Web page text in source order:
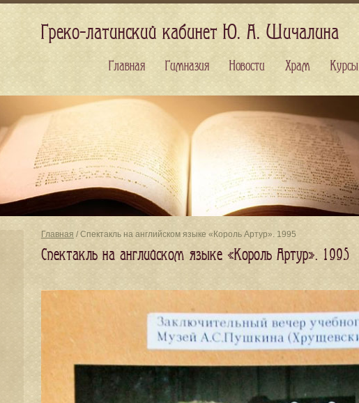
Главная / Спектакль на английском языке «Король Артур». 1995
Спектакль на английском языке «Король Артур». 1995
Греко-латинский кабинет Ю. А. Шичалина
Главная Гимназия Новости Храм Курсы